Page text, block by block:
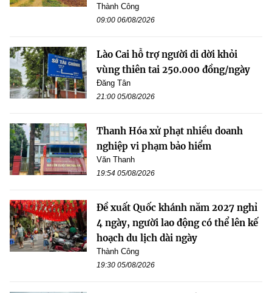
Thành Công
09:00 06/08/2026
Lào Cai hỗ trợ người di dời khỏi
vùng thiên tai 250.000 đồng/ngày
Đăng Tân
21:00 05/08/2026
Thanh Hóa xử phạt nhiều doanh
nghiệp vi phạm bảo hiểm
Văn Thanh
19:54 05/08/2026
Đề xuất Quốc khánh năm 2027 nghỉ
4 ngày, người lao động có thể lên kế
hoạch du lịch dài ngày
Thành Công
19:30 05/08/2026